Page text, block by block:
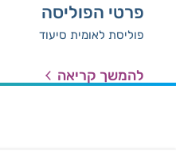
פרטי הפוליסה
פוליסת לאומית סיעוד
להמשך קריאה